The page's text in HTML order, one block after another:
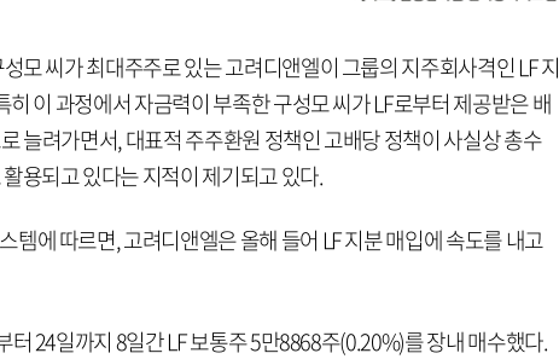
모 씨가 최대주주로 있는 고려디앤엘이 그룹의 지주회사격인 LF 지
히 이 과정에서 자금력이 부족한 구성모 씨가 LF로부터 제공받은 배
늘려가면서, 대표적 주주환원 정책인 고배당 정책이 사실상 총수
용되고 있다는 지적이 제기되고 있다.
템에 따르면, 고려디앤엘은 올해 들어 LF 지분 매입에 속도를 내고
터 24일까지 8일간 LF 보통주 5만8868주(0.20%)를 장내 매수했다.